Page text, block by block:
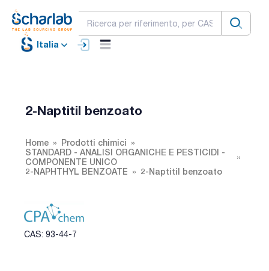
Italia
2-Naptitil benzoato
Home
Prodotti chimici
STANDARD - ANALISI ORGANICHE E PESTICIDI -
COMPONENTE UNICO
2-NAPHTHYL BENZOATE
2-Naptitil benzoato
CAS: 93-44-7